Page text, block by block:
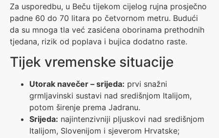
Za usporedbu, u Beču tijekom cijelog rujna prosječno
padne 60 do 70 litara po četvornom metru. Budući
da su mnoga tla već zasićena oborinama prethodnih
tjedana, rizik od poplava i bujica dodatno raste.
Tijek vremenske situacije
Utorak navečer – srijeda: prvi snažni
grmljavinski sustavi nad središnjom Italijom,
potom širenje prema Jadranu.
Srijeda: najintenzivniji pljuskovi nad središnjom
Italijom, Slovenijom i sjeverom Hrvatske;